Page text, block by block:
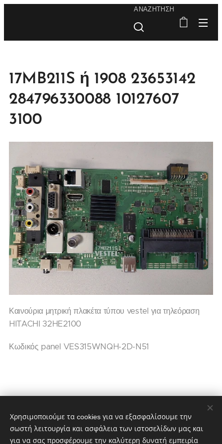
ΑΝΑΖΉΤΗΣΗ
17MB211S ή 1908 23653142
284796330088 10127607
3100
Καινούρια μητρική πλακέτα τύπου vestel για τηλεόραση
HITACHI 32HE2100
Κωδικός panel VES315WNQH-2D-N51
Χρησιμοποιούμε τα cookies για να εξασφαλίσουμε την
σωστή λειτουργία και ασφάλεια των ιστοσελίδων μας και
για να σας προσφέρουμε την καλύτερη δυνατή εμπειρία